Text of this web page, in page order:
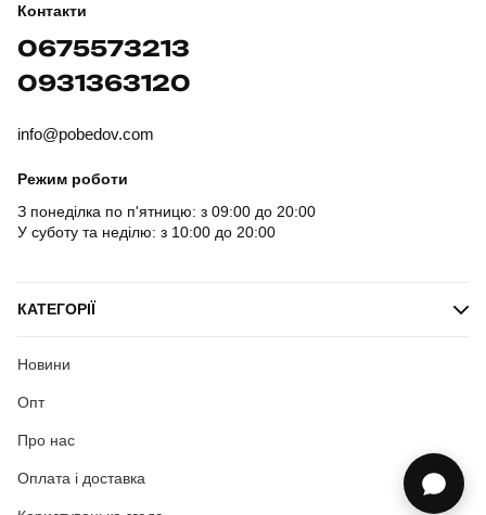
Контакти
0675573213
0931363120
info@pobedov.com
Режим роботи
З понеділка по п'ятницю: з 09:00 до 20:00
У суботу та неділю: з 10:00 до 20:00
КАТЕГОРІЇ
Новини
Опт
Про нас
Оплата і доставка